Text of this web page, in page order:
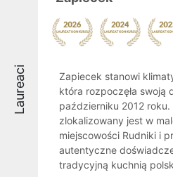
Laureaci
Zapiecek stanowi
która rozpoczęła swoją
październiku 2012
zlokalizowany jest w
miejscowości Rudniki i
autentyczne
tradycyjną kuchnią